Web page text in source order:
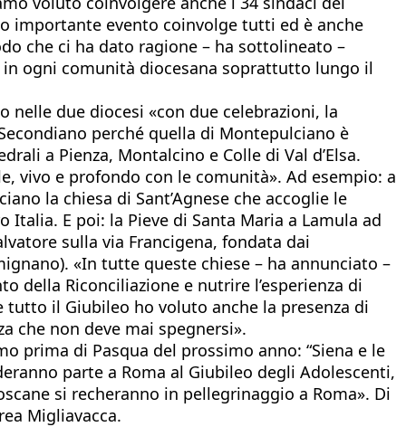
importante evento coinvolge tutti ed è anche
che ci ha dato ragione – ha sottolineato –
ogni comunità diocesana soprattutto lungo il
due diocesi «con due celebrazioni, la
perché quella di Montepulciano è
a Pienza, Montalcino e Colle di Val d’Elsa.
vivo e profondo con le comunità». Ad esempio: a
la chiesa di Sant’Agnese che accoglie le
E poi: la Pieve di Santa Maria a Lamula ad
sulla via Francigena, fondata dai
«In tutte queste chiese – ha annunciato –
della Riconciliazione e nutrire l’esperienza di
il Giubileo ho voluto anche la presenza di
che non deve mai spegnersi».
prima di Pasqua del prossimo anno: “Siena e le
parte a Roma al Giubileo degli Adolescenti,
si recheranno in pellegrinaggio a Roma». Di
Migliavacca.